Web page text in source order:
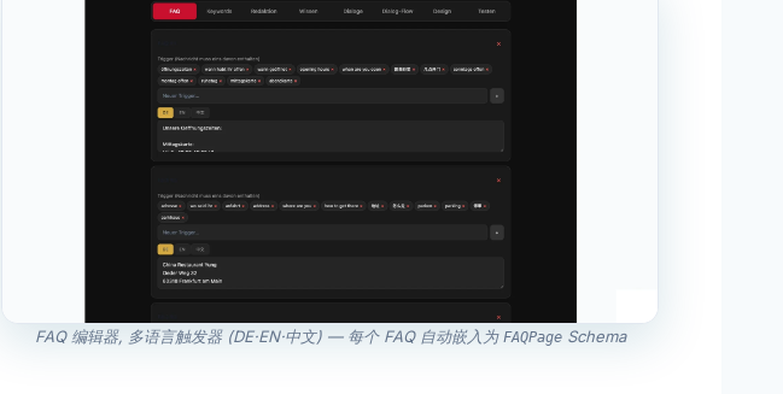
FAQ 编辑器, 多语言触发器 (DE·EN·中文) — 每个 FAQ 自动嵌入为 FAQPageSchema